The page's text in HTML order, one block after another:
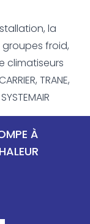
la
froid,
climatiseurs
TRANE,
À